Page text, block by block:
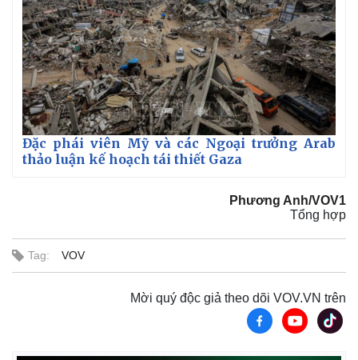
Tiêu dùng
Chứng khoán
Đặc phái viên Mỹ và các Ngoại trưởng Arab
thảo luận kế hoạch tái thiết Gaza
Phương Anh/VOV1
Tổng hợp
Tag: VOV
Mời quý độc giả theo dõi VOV.VN trên